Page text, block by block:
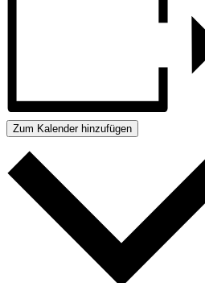
Zum Kalender hinzufügen